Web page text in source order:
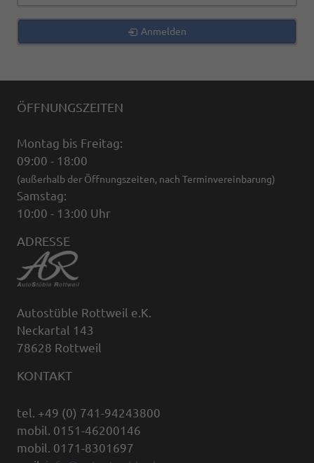
Anmelden
ÖFFNUNGSZEITEN
Montag bis Freitag:
09:00 - 18:00
(außerhalb der Öffnungszeiten, nach Terminvereinbarung)
Samstag:
10:00 - 13:00 Uhr
ADRESSE
Autostüble Rottweil e.K.
Neckartal 143
78628 Rottweil
KONTAKT
tel. +49 (0) 741-94243800
mobil. 0151-46200146
mobil. 0171-8301697